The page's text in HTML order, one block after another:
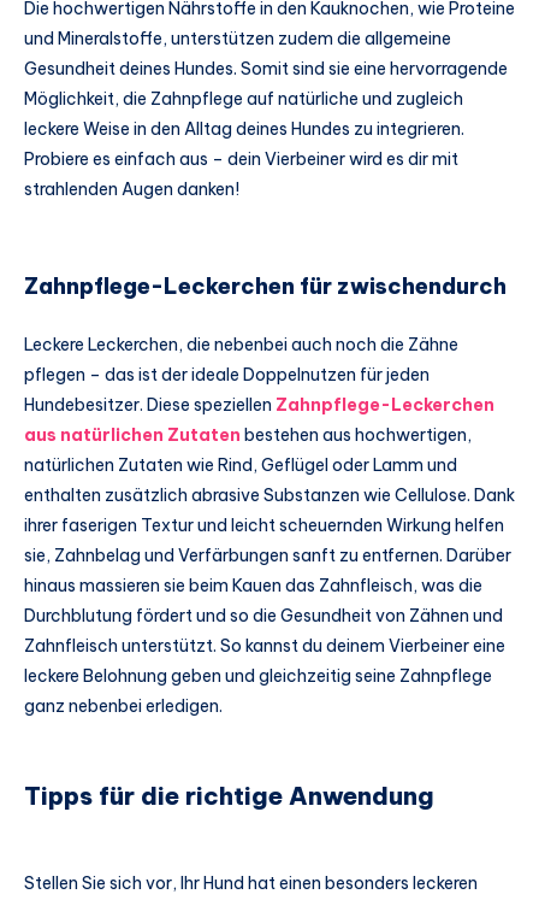
Die hochwertigen Nährstoffe in den Kauknochen, wie Proteine
und Mineralstoffe, unterstützen zudem die allgemeine
Gesundheit deines Hundes. Somit sind sie eine hervorragende
Möglichkeit, die Zahnpflege auf natürliche und zugleich
leckere Weise in den Alltag deines Hundes zu integrieren.
Probiere es einfach aus – dein Vierbeiner wird es dir mit
strahlenden Augen danken!
Zahnpflege-Leckerchen für zwischendurch
Leckere Leckerchen, die nebenbei auch noch die Zähne
pflegen – das ist der ideale Doppelnutzen für jeden
Hundebesitzer. Diese speziellen Zahnpflege-Leckerchen
aus natürlichen Zutaten bestehen aus hochwertigen,
natürlichen Zutaten wie Rind, Geflügel oder Lamm und
enthalten zusätzlich abrasive Substanzen wie Cellulose. Dank
ihrer faserigen Textur und leicht scheuernden Wirkung helfen
sie, Zahnbelag und Verfärbungen sanft zu entfernen. Darüber
hinaus massieren sie beim Kauen das Zahnfleisch, was die
Durchblutung fördert und so die Gesundheit von Zähnen und
Zahnfleisch unterstützt. So kannst du deinem Vierbeiner eine
leckere Belohnung geben und gleichzeitig seine Zahnpflege
ganz nebenbei erledigen.
Tipps für die richtige Anwendung
Stellen Sie sich vor, Ihr Hund hat einen besonders leckeren